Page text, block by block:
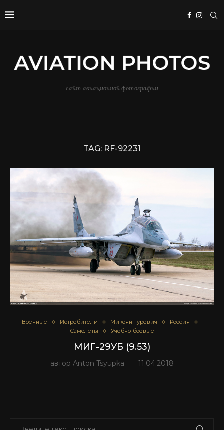
сайт авиационной фотографии
TAG: RF-92231
Военные Истребители Микоян-Гуревич
Россия
Самолеты
Учебно-боевые
МИГ-29УБ (9.53)
автор Anton Tsyupka 11.04.2018